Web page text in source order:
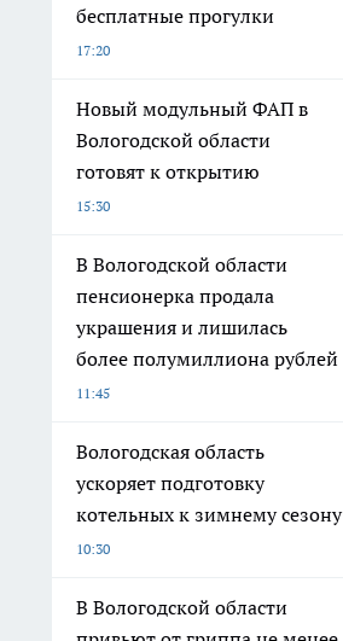
бесплатные прогулки
17:20
Новый модульный ФАП в
Вологодской области
готовят к открытию
15:30
В Вологодской области
пенсионерка продала
украшения и лишилась
более полумиллиона рублей
11:45
Вологодская область
ускоряет подготовку
котельных к зимнему сезону
10:30
В Вологодской области